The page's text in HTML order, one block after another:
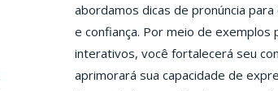
abordamos dicas de pronúncia
e confiança. Por meio de exemplos
interativos, você fortalecerá seu
aprimorará sua capacidade de